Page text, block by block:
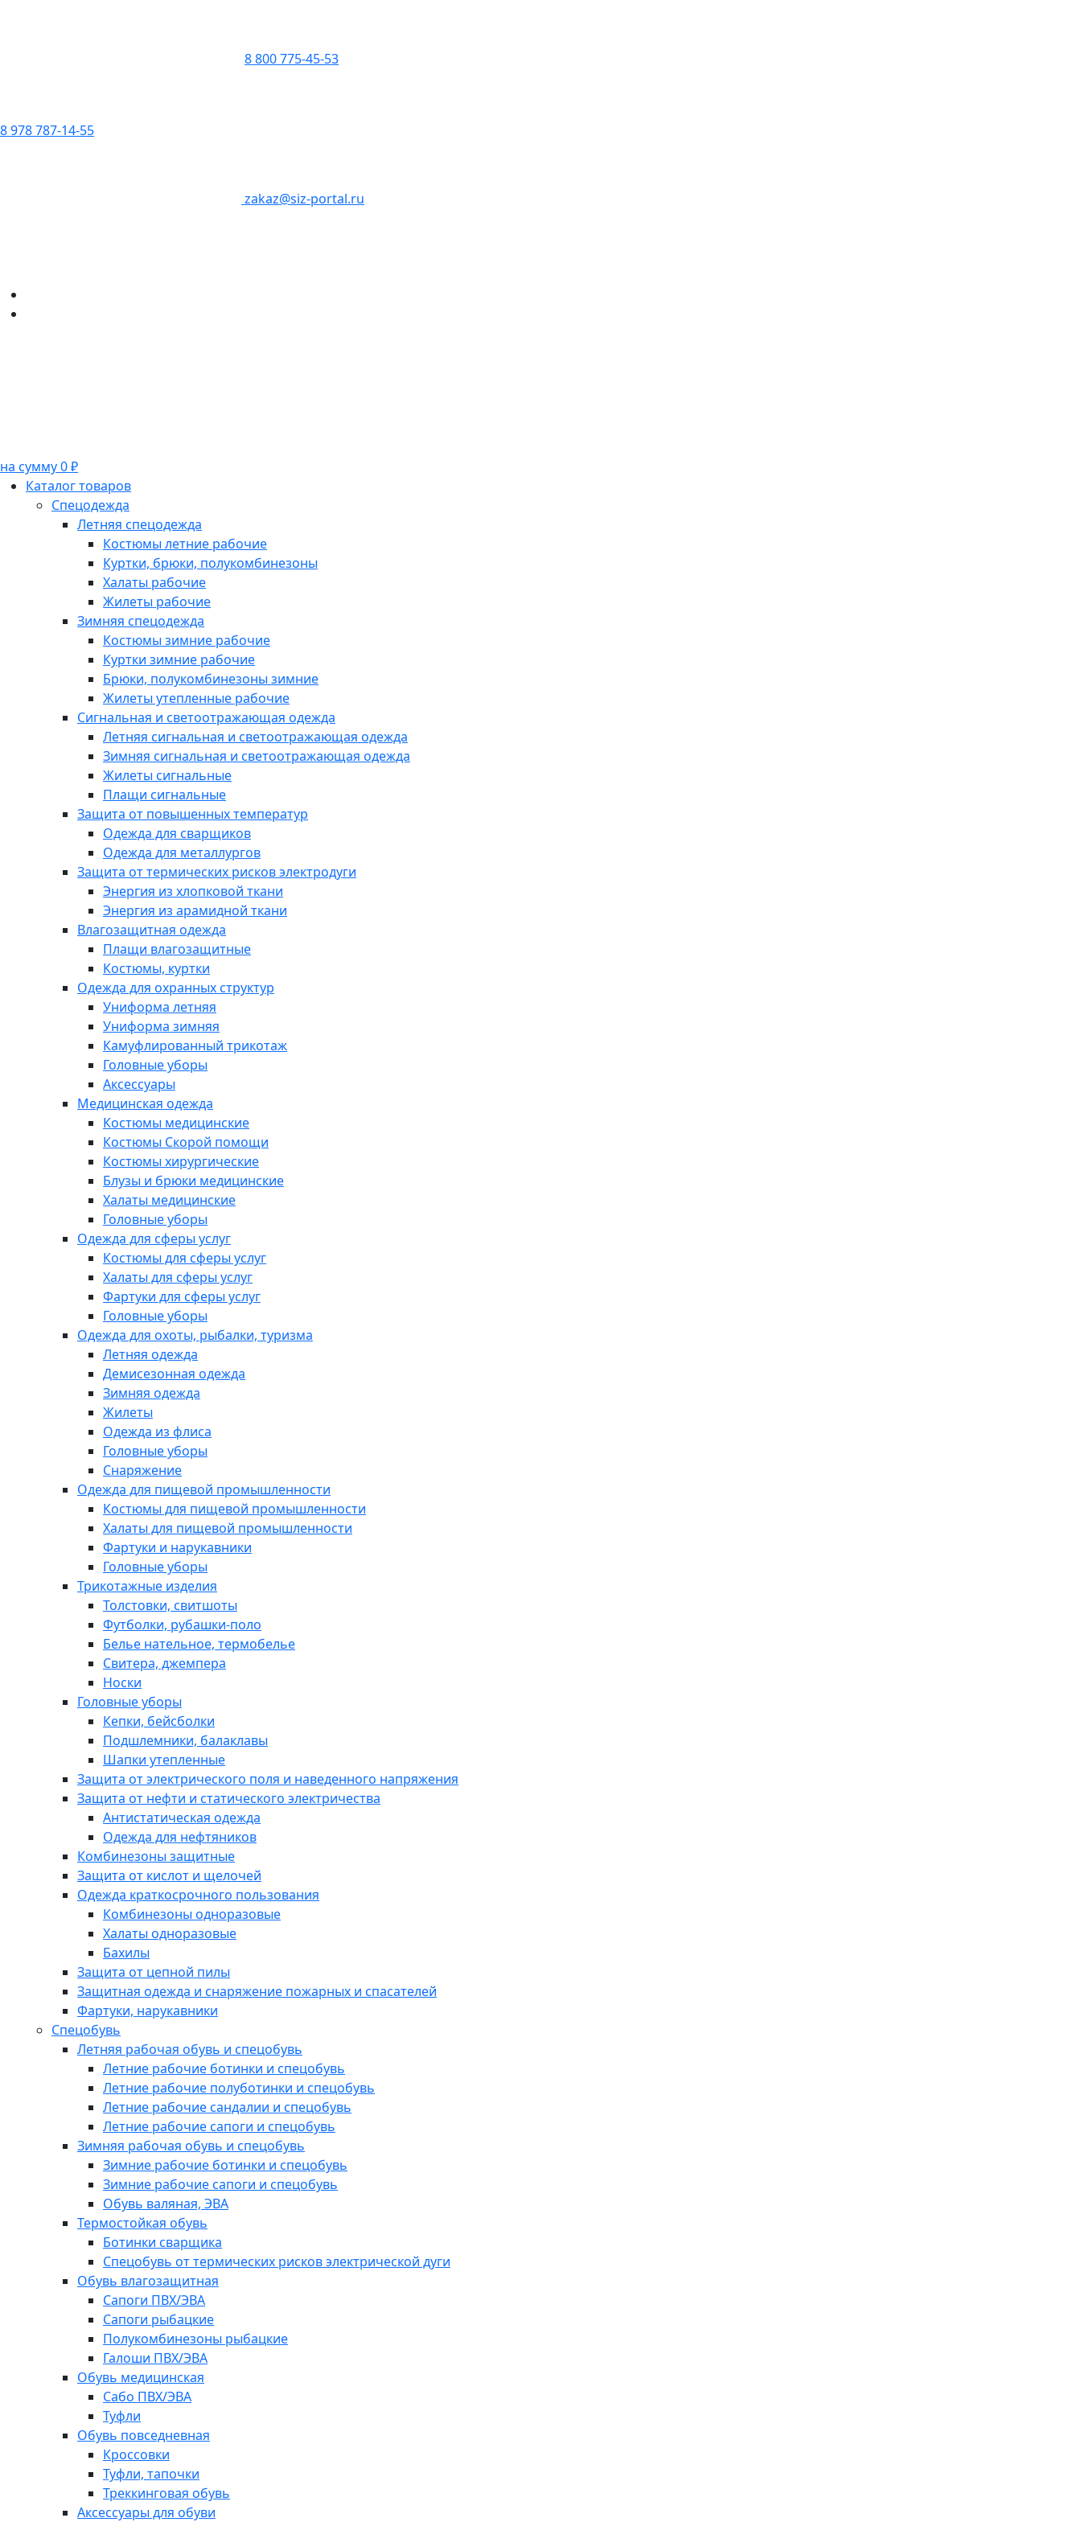
8 800 775-45-53
8 978 787-14-55
zakaz@siz-portal.ru
на сумму 0 ₽
Каталог товаров
Спецодежда
Летняя спецодежда
Костюмы летние рабочие
Куртки, брюки, полукомбинезоны
Халаты рабочие
Жилеты рабочие
Зимняя спецодежда
Костюмы зимние рабочие
Куртки зимние рабочие
Брюки, полукомбинезоны зимние
Жилеты утепленные рабочие
Сигнальная и светоотражающая одежда
Летняя сигнальная и светоотражающая одежда
Зимняя сигнальная и светоотражающая одежда
Жилеты сигнальные
Плащи сигнальные
Защита от повышенных температур
Одежда для сварщиков
Одежда для металлургов
Защита от термических рисков электродуги
Энергия из хлопковой ткани
Энергия из арамидной ткани
Влагозащитная одежда
Плащи влагозащитные
Костюмы, куртки
Одежда для охранных структур
Униформа летняя
Униформа зимняя
Камуфлированный трикотаж
Головные уборы
Аксессуары
Медицинская одежда
Костюмы медицинские
Костюмы Скорой помощи
Костюмы хирургические
Блузы и брюки медицинские
Халаты медицинские
Головные уборы
Одежда для сферы услуг
Костюмы для сферы услуг
Халаты для сферы услуг
Фартуки для сферы услуг
Головные уборы
Одежда для охоты, рыбалки, туризма
Летняя одежда
Демисезонная одежда
Зимняя одежда
Жилеты
Одежда из флиса
Головные уборы
Снаряжение
Одежда для пищевой промышленности
Костюмы для пищевой промышленности
Халаты для пищевой промышленности
Фартуки и нарукавники
Головные уборы
Трикотажные изделия
Толстовки, свитшоты
Футболки, рубашки-поло
Белье нательное, термобелье
Свитера, джемпера
Носки
Головные уборы
Кепки, бейсболки
Подшлемники, балаклавы
Шапки утепленные
Защита от электрического поля и наведенного напряжения
Защита от нефти и статического электричества
Антистатическая одежда
Одежда для нефтяников
Комбинезоны защитные
Защита от кислот и щелочей
Одежда краткосрочного пользования
Комбинезоны одноразовые
Халаты одноразовые
Бахилы
Защита от цепной пилы
Защитная одежда и снаряжение пожарных и спасателей
Фартуки, нарукавники
Спецобувь
Летняя рабочая обувь и спецобувь
Летние рабочие ботинки и спецобувь
Летние рабочие полуботинки и спецобувь
Летние рабочие сандалии и спецобувь
Летние рабочие сапоги и спецобувь
Зимняя рабочая обувь и спецобувь
Зимние рабочие ботинки и спецобувь
Зимние рабочие сапоги и спецобувь
Обувь валяная, ЭВА
Термостойкая обувь
Ботинки сварщика
Спецобувь от термических рисков электрической дуги
Обувь влагозащитная
Сапоги ПВХ/ЭВА
Сапоги рыбацкие
Полукомбинезоны рыбацкие
Галоши ПВХ/ЭВА
Обувь медицинская
Сабо ПВХ/ЭВА
Туфли
Обувь повседневная
Кроссовки
Туфли, тапочки
Треккинговая обувь
Аксессуары для обуви